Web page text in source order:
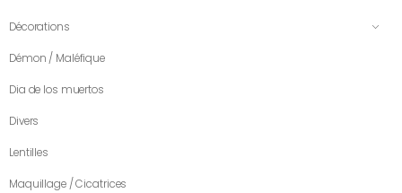
Décorations
Démon / Maléfique
Dia de los muertos
Divers
Lentilles
Maquillage / Cicatrices